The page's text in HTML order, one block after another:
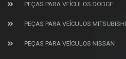
PEÇAS PARA VEÍCULOS DODGE
PEÇAS PARA VEÍCULOS MITSUBISHI
PEÇAS PARA VEÍCULOS NISSAN